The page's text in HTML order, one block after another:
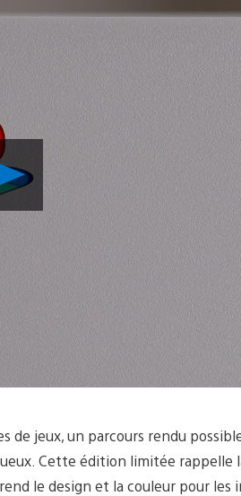
Lancer
la
vidéo
jeux, un parcours rendu
Cette édition limitée rappelle
le design et la couleur pour les